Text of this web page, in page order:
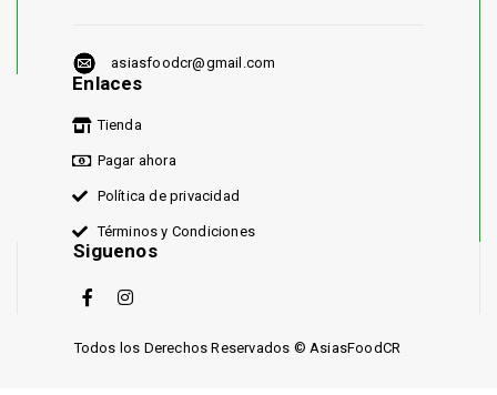
asiasfoodcr@gmail.com
Enlaces
Tienda
Pagar ahora
Política de privacidad
Términos y Condiciones
Siguenos
Todos los Derechos Reservados © AsiasFoodCR